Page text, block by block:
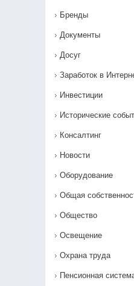
Бренды
Документы
Досуг
Заработок в
Инвестиции
Исторические
Консалтинг
Новости
Оборудование
Общая
Общество
Освещение
Охрана труда
Пенсионная